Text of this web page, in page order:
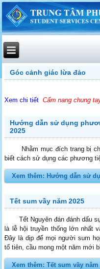
Góc cảnh giác lừa đảo
Xem chi tiết Cẩm nang chung
Hướng dẫn sử dụng
2025
Nhằm mục đích trang bị
biết cách sử dụng các phương
Xem thêm: Hướng dẫn sử
Tết sum vầy năm 2025
Tết Nguyên đán đánh dấu sự
là lễ hội truyền thống lớn nhất
Đây là dịp để mọi người sum
tổ tiên, cầu mong một năm mới
Xem thêm: Tết sum vầy năm